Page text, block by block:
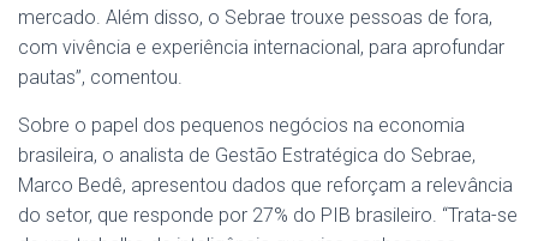
mercado. Além disso, o Sebrae trouxe pessoas de fora,
com vivência e experiência internacional, para aprofundar
pautas”, comentou.
Sobre o papel dos pequenos negócios na economia
brasileira, o analista de Gestão Estratégica do Sebrae,
Marco Bedê, apresentou dados que reforçam a relevância
do setor, que responde por 27% do PIB brasileiro. “Trata-se